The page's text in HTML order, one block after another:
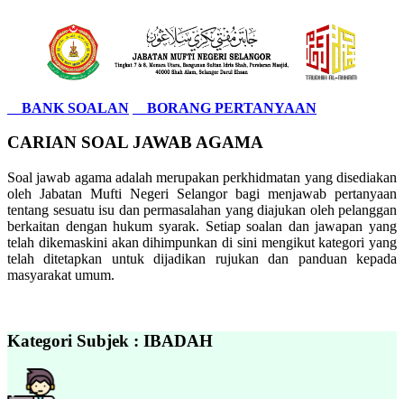
BANK SOALAN BORANG PERTANYAAN
CARIAN SOAL JAWAB AGAMA
Soal jawab agama adalah merupakan perkhidmatan yang disediakan
oleh Jabatan Mufti Negeri Selangor bagi menjawab pertanyaan
tentang sesuatu isu dan permasalahan yang diajukan oleh pelanggan
berkaitan dengan hukum syarak. Setiap soalan dan jawapan yang
telah dikemaskini akan dihimpunkan di sini mengikut kategori yang
telah ditetapkan untuk dijadikan rujukan dan panduan kepada
masyarakat umum.
Kategori Subjek : IBADAH